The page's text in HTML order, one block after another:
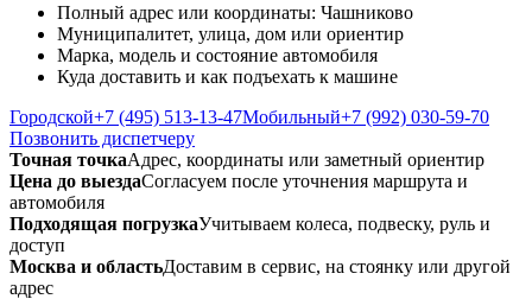
Полный адрес или координаты: Чашниково
Муниципалитет, улица, дом или ориентир
Марка, модель и состояние автомобиля
Куда доставить и как подъехать к машине
Городской+7 (495) 513-13-47Мобильный+7 (992) 030-59-70
Позвонить диспетчеру
Точная точкаАдрес, координаты или заметный ориентир
Цена до выездаСогласуем после уточнения маршрута и
автомобиля
Подходящая погрузкаУчитываем колеса, подвеску, руль и
доступ
Москва и областьДоставим в сервис, на стоянку или другой
адрес